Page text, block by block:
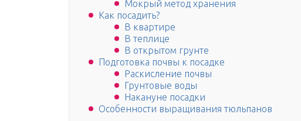
Мокрый метод хранения
Как посадить?
В квартире
В теплице
В открытом грунте
Подготовка почвы к посадке
Раскисление почвы
Грунтовые воды
Накануне посадки
Особенности выращивания тюльпанов